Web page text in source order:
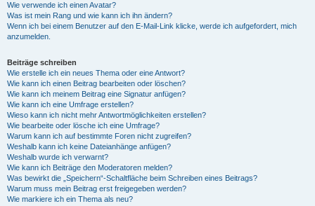
Wie verwende ich einen Avatar?
Was ist mein Rang und wie kann ich ihn ändern?
Wenn ich bei einem Benutzer auf den E-Mail-Link klicke, werde ich aufgefordert, mich
anzumelden.
Beiträge schreiben
Wie erstelle ich ein neues Thema oder eine Antwort?
Wie kann ich einen Beitrag bearbeiten oder löschen?
Wie kann ich meinem Beitrag eine Signatur anfügen?
Wie kann ich eine Umfrage erstellen?
Wieso kann ich nicht mehr Antwortmöglichkeiten erstellen?
Wie bearbeite oder lösche ich eine Umfrage?
Warum kann ich auf bestimmte Foren nicht zugreifen?
Weshalb kann ich keine Dateianhänge anfügen?
Weshalb wurde ich verwarnt?
Wie kann ich Beiträge den Moderatoren melden?
Was bewirkt die „Speichern“-Schaltfläche beim Schreiben eines Beitrags?
Warum muss mein Beitrag erst freigegeben werden?
Wie markiere ich ein Thema als neu?